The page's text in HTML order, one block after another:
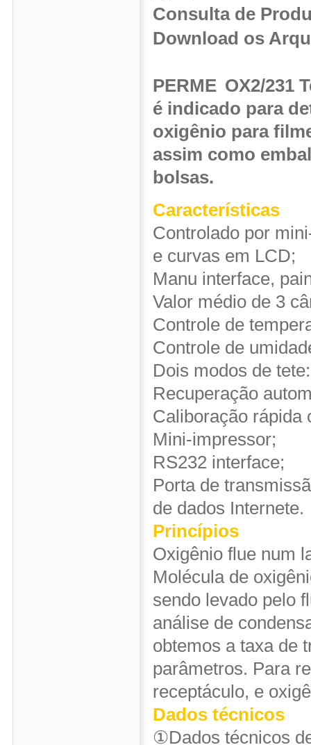
Consulta de
Download os
PERME OX2/231
é indicado para
oxigênio para
assim como
bolsas.
Características
Controlado por
e curvas em LCD;
Manu interface,
Valor médio de 3
Controle de
Controle de
Dois modos de
Recuperação
Caliboração rápida
Mini-impressor;
RS232 interface;
Porta de
de dados Internete.
Princípios
Oxigênio flue num
Molécula de
sendo levado pelo
análise de
obtemos a taxa de
parâmetros. Para
receptáculo, e
Dados técnicos
①Dados técnicos